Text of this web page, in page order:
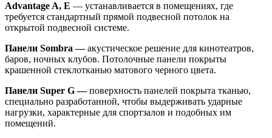
Advantage A, E — устанавливается в помещениях, где
требуется стандартный прямой подвесной потолок на
открытой подвесной системе.
Панели Sombra —акустическое решение для кинотеатров,
баров, ночных клубов. Потолочные панели покрыты
крашенной стеклотканью матового черного цвета.
Панели Super G —поверхность панелей покрыта тканью,
специально разработанной, чтобы выдерживать ударные
нагрузки, характерные для спортзалов и подобных им
помещений.